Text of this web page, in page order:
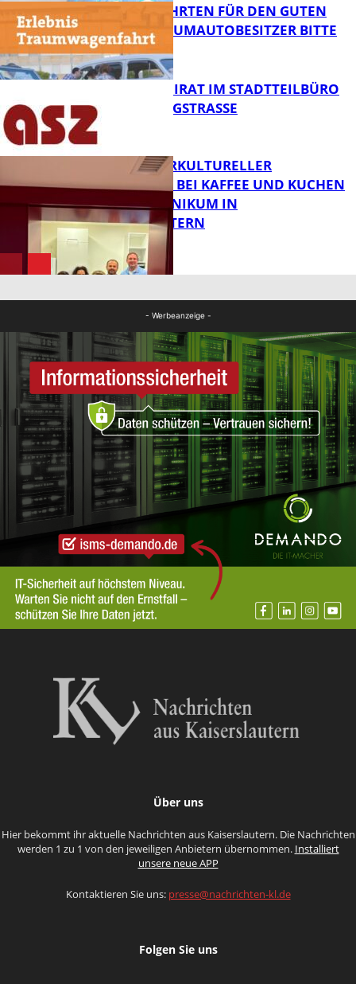
FB News
FB News
SPENDENFAHRTEN FÜR DEN GUTEN
ZWECK – TRAUMAUTOBESITZER BITTE
MELDEN!
FB News
SENIORENBEIRAT IM STADTTEILBÜRO
IN DER KÖNIGSTRASSE
NEUER INTERKULTURELLER
TREFFPUNKT BEI KAFFEE UND KUCHEN
IM PFALZKLINIKUM IN
KAISERSLAUTERN
- Werbeanzeige -
Über uns
Hier bekommt ihr aktuelle Nachrichten aus Kaiserslautern. Die Nachrichten
werden 1 zu 1 von den jeweiligen Anbietern übernommen. Installiert
unsere neue APP
Kontaktieren Sie uns: presse@nachrichten-kl.de
Folgen Sie uns